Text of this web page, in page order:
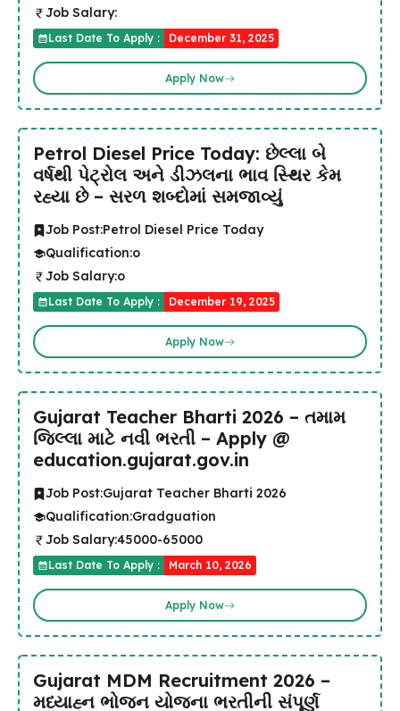
Job Salary:
Last Date To Apply : December 31, 2025
Apply Now
Petrol Diesel Price Today: છેલ્લા બે
વર્ષથી પેટ્રોલ અને ડીઝલના ભાવ સ્થિર કેમ
રહ્યા છે – સરળ શબ્દોમાં સમજાવ્યું
Job Post:Petrol Diesel Price Today
Qualification:o
Job Salary:o
Last Date To Apply : December 19, 2025
Apply Now
Gujarat Teacher Bharti 2026 – તમામ
જિલ્લા માટે નવી ભરતી – Apply @
education.gujarat.gov.in
Job Post:Gujarat Teacher Bharti 2026
Qualification:Gradguation
Job Salary:45000-65000
Last Date To Apply : March 10, 2026
Apply Now
Gujarat MDM Recruitment 2026 –
મધ્યાહ્ન ભોજન યોજના ભરતીની સંપૂર્ણ